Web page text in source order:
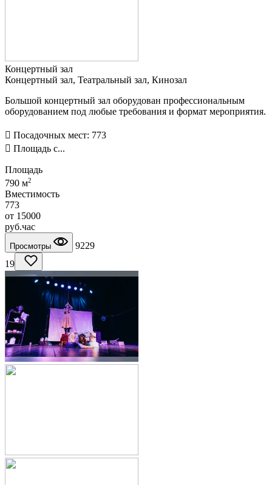
Концертный зал
Концертный зал, Театральный зал, Кинозал
Большой концертный зал оборудован профессиональным
оборудованием под любые требования и формат мероприятия.
 Посадочных мест: 773
 Площадь с...
Площадь
790 м2
Вместимость
773
от 15000
руб.час
Просмотры
9229
19